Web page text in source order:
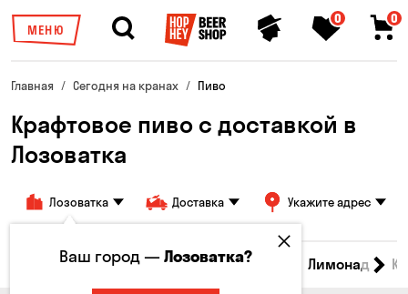
МЕНЮ
0 0
Главная Сегодня на кранах Пиво
Крафтовое пиво с доставкой в
Лозоватка
Лозоватка Доставка Укажите адрес
Все товары Пиво Сидр Лимонад
Ваш город —Лозоватка?